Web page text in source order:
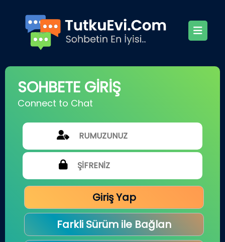
SOHBETE GİRİŞ
Connect to Chat
Giriş Yap
Farkli Sürüm ile Bağlan